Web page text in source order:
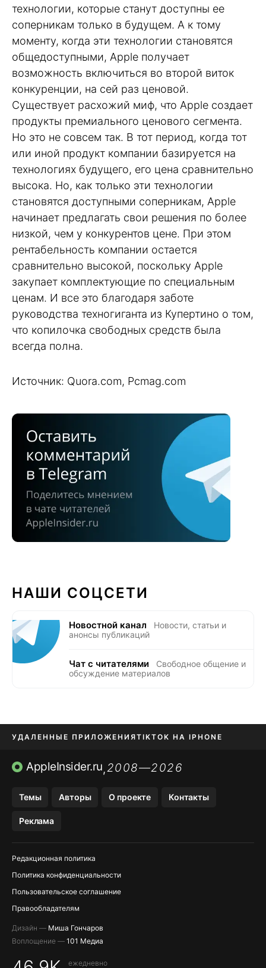
технологии, которые станут доступны ее
соперникам только в будущем. А к тому
моменту, когда эти технологии становятся
общедоступными, Apple получает
возможность включиться во второй виток
конкуренции, на сей раз ценовой.
Существует расхожий миф, что Apple создает
продукты премиального ценового сегмента.
Но это не совсем так. В тот период, когда тот
или иной продукт компании базируется на
технологиях будущего, его цена сравнительно
высока. Но, как только эти технологии
становятся доступными соперникам, Apple
начинает предлагать свои решения по более
низкой, чем у конкурентов цене. При этом
рентабельность компании остается
сравнительно высокой, поскольку Apple
закупает комплектующие по специальным
ценам. И все это благодаря заботе
руководства техногиганта из Купертино о том,
что копилочка свободных средств была
всегда полна.
Источник: Quora.com, Pcmag.com
НАШИ СОЦСЕТИ
Новостной канал
Новости, статьи и
анонсы публикаций
Чат с читателями
Свободное общение и
обсуждение материалов
УДАЛЕННЫЕ ПРИЛОЖЕНИЯTIKTOK НА IPHONE
ПРИЛОЖЕНИЯ БЕЗ APP STORE
AppleInsider.ru,2008—2026
Темы Авторы О проекте Контакты
Реклама
Редакционная политика
Политика конфиденциальности
Пользовательское соглашение
Правообладателям
Дизайн — Миша Гончаров
Воплощение — 101 Медиа
ежедневно